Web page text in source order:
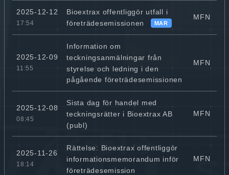
2025-12-12
17:54
Bioextrax offentliggör utfall i
företrädesemissionen
MAR
MFN
2025-12-09
11:55
Information om
teckningsanmälningar från
styrelse och ledning i den
pågående företrädesemissionen
MFN
2025-12-08
08:45
Sista dag för handel med
teckningsrätter i Bioextrax AB
(publ)
MFN
2025-11-26
18:14
Rättelse: Bioextrax offentliggör
informationsmemorandum inför
företrädesemission
MFN